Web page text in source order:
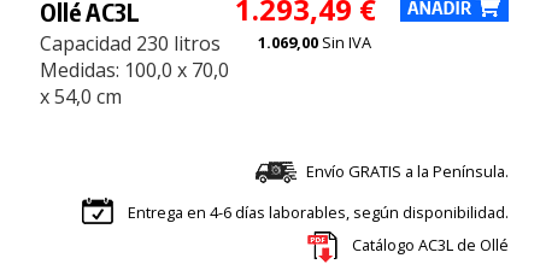
Ollé AC3L
Capacidad 230 litros
Medidas: 100,0 x 70,0
x 54,0 cm
1.293,49 €
1.069,00 Sin IVA
Envío GRATIS a la Península.
Entrega en 4-6 días laborables, según disponibilidad.
Catálogo AC3L de Ollé